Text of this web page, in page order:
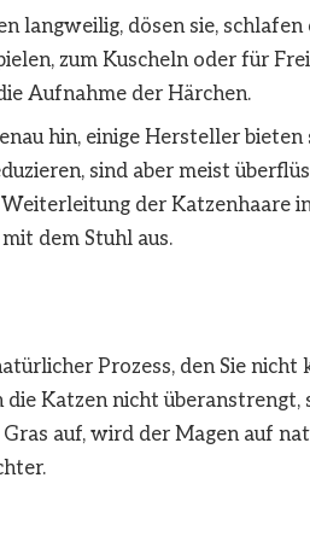
langweilig, dösen sie, schlafen
zum Kuscheln oder für
Aufnahme der Härchen.
hin, einige Hersteller
sind aber meist
der Katzenhaare
dem Stuhl aus.
Prozess, den Sie
Katzen nicht überanstrengt,
auf, wird der Magen auf